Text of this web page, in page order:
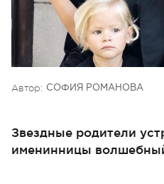
Автор: СОФИЯ РОМАНОВА
Звездные родители
именинницы